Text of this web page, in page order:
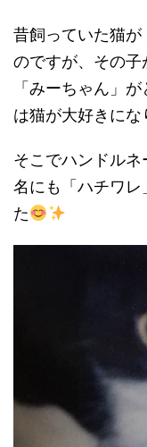
昔飼っていた猫
のですが、その
「みーちゃん」
は猫が大好きにな
そこでハンドル
名にも「ハチワレ
た